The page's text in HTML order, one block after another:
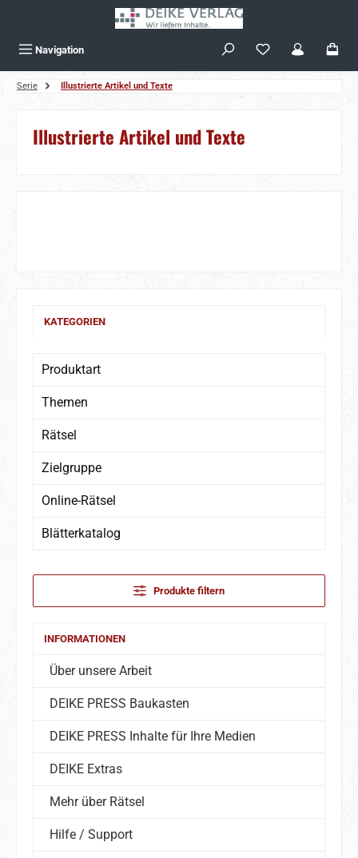
Navigation
Serie Illustrierte Artikel und Texte
Illustrierte Artikel und Texte
KATEGORIEN
Produktart
Themen
Rätsel
Zielgruppe
Online-Rätsel
Blätterkatalog
Produkte filtern
INFORMATIONEN
Über unsere Arbeit
DEIKE PRESS Baukasten
DEIKE PRESS Inhalte für Ihre Medien
DEIKE Extras
Mehr über Rätsel
Hilfe / Support